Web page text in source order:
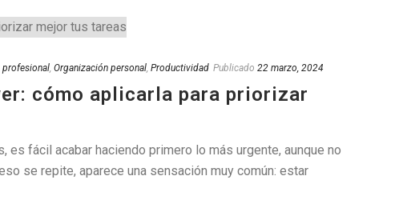
profesional Organización personal Productividad Publicado 22 marzo, 2024
cómo aplicarla para priorizar
es fácil acabar haciendo primero lo más urgente, aunque no
se repite, aparece una sensación muy común: estar